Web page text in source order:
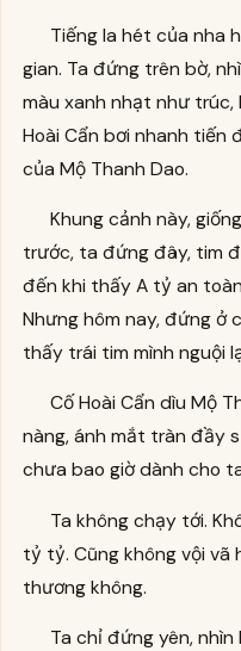
Tiếng la hét của nha
gian. Ta đứng trên bờ,
màu xanh nhạt như trúc,
Hoài Cẩn bơi nhanh tiến
của Mộ Thanh Dao.
Khung cảnh này,
trước, ta đứng đây, tim
đến khi thấy A tỷ an
Nhưng hôm nay, đứng ở
thấy trái tim mình nguội
Cố Hoài Cẩn dìu Mộ
nàng, ánh mắt tràn đầy
chưa bao giờ dành cho
Ta không chạy tới.
tỷ tỷ. Cũng không vội vã
thương không.
Ta chỉ đứng yên,